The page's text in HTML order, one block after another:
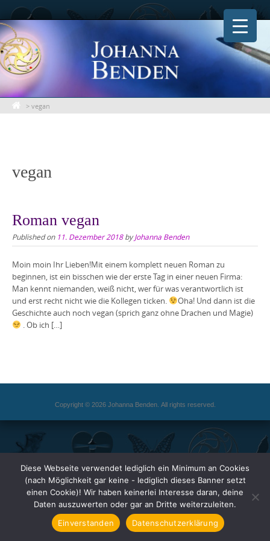
Skip
to
content
> vegan
vegan
Roman vegan
Published on 11. Dezember 2018byJohanna Benden
Moin moin Ihr Lieben!Mit einem komplett neuen Roman zu
beginnen, ist ein bisschen wie der erste Tag in einer neuen Firma:
Man kennt niemanden, weiß nicht, wer für was verantwortlich ist
und erst recht nicht wie die Kollegen ticken.
Oha! Und dann ist die
Geschichte auch noch vegan (sprich ganz ohne Drachen und Magie)
. Ob ich […]
Copyright © 2026 Johanna Benden. All rights reserved.
Diese Webseite verwendet lediglich ein Minimum an Cookies
(nach Möglichkeit gar keine - lediglich dieses Banner setzt
einen Cookie)! Wir haben keinerlei Interesse daran, deine
Daten auszuwerten oder gar an Dritte weiterzuleiten.
Einverstanden
Datenschutzerklärung